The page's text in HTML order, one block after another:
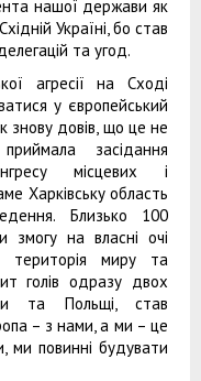
нашої держави як
Україні, бо став
та угод.
агресії на Сході
у європейський
знову довів, що це не
засідання
місцевих і
Харківську область
Близько 100
змогу на власні очі
територія миру та
голів одразу двох
та Польщі, став
– з нами, а ми – це
ми повинні будувати